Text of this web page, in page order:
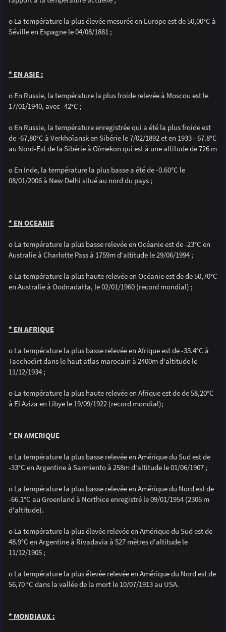
o La température la plus élevée mesurée en Europe est de 50,00°C à
Séville en Espagne le 04/08/1881 ;
* EN ASIE :
o En Russie, la température la plus froide relevée à Moscou est le
17/01/1940, avec -42°C ;
o En Russie, la température enregistrée qui a été la plus froide est
de -67,80°C à Verkhoïansk en Sibérie le 7/02/1892 et en 1933 - 67.8°C
au Nord-Est de la Sibérie à Oïmekon qui est à une altitude de 726 m
o En Inde, la température la plus basse a été de -0.60°C le
08/01/2006 à New Delhi situé au nord du pays ;
* EN OCEANIE
o La température la plus basse relevée en Océanie est de -23°C en
Australie à Charlotte Pass à 1759m d'altitude le 29/06/1994 ;
o La température la plus haute relevée en Océanie est de de 50,70°C
en Australie à Oodnadatta, le 02/01/1960 (record mondial) ;
* EN AFRIQUE
o La température la plus basse relevée en Afrique est de -33.4°C à
Tacchedirt dans le haut atlas marocain à 2400m d'altitude le
11/12/1934 ;
o La température la plus haute relevée en Afrique est de de 58,20°C
à El Aziza en Libye le 19/09/1922 (record mondial);
* EN AMERIQUE
o La température la plus basse relevée en Amérique du Sud est de
-33°C en Argentine à Sarmiento à 258m d'altitude le 01/06/1907 ;
o La température la plus basse relevée en Amérique du Nord est de
-66.1°C au Groenland à Northice enregistré le 09/01/1954 (2306 m
d'altitude).
o La température la plus élevée relevée en Amérique du Sud est de
48.9°C en Argentine à Rivadavia à 527 mètres d'altitude le
11/12/1905 ;
o La température la plus élevée relevée en Amérique du Nord est de
56,70 °C dans la vallée de la mort le 10/07/1913 au USA.
* MONDIAUX :